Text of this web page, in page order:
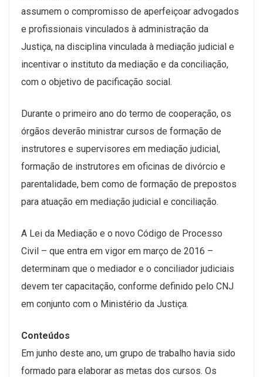
assumem o compromisso de aperfeiçoar advogados
e profissionais vinculados à administração da
Justiça, na disciplina vinculada à mediação judicial e
incentivar o instituto da mediação e da conciliação,
com o objetivo de pacificação social.
Durante o primeiro ano do termo de cooperação, os
órgãos deverão ministrar cursos de formação de
instrutores e supervisores em mediação judicial,
formação de instrutores em oficinas de divórcio e
parentalidade, bem como de formação de prepostos
para atuação em mediação judicial e conciliação.
A Lei da Mediação e o novo Código de Processo
Civil – que entra em vigor em março de 2016 –
determinam que o mediador e o conciliador judiciais
devem ter capacitação, conforme definido pelo CNJ
em conjunto com o Ministério da Justiça.
Conteúdos
Em junho deste ano, um grupo de trabalho havia sido
formado para elaborar as metas dos cursos. Os